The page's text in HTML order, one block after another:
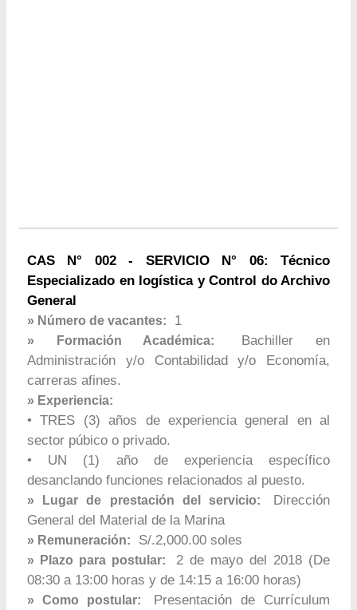
CAS N° 002 - SERVICIO N° 06: Técnico
Especializado en logística y Control do Archivo
General
» Número de vacantes: 1
» Formación Académica:
Bachiller en
Administración y/o Contabilidad y/o Economía,
carreras afines.
» Experiencia:
• TRES (3) años de experiencia general en al
sector púbico o privado.
• UN (1) año de experiencia específico
desanclando funciones relacionados al puesto.
» Lugar de prestación del servicio:
Dirección
General del Material de la Marina
» Remuneración: S/.2,000.00 soles
» Plazo para postular:
2 de mayo del 2018 (De
08:30 a 13:00 horas y de 14:15 a 16:00 horas)
» Como postular:
Presentación de Currículum